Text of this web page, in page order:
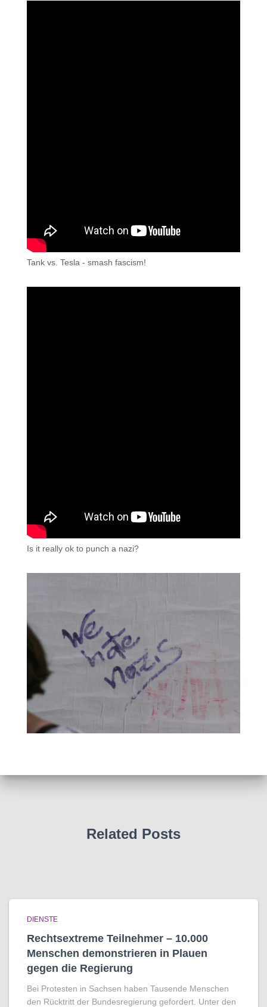
Tank vs. Tesla - smash fascism!
Is it really ok to punch a nazi?
Related Posts
DIENSTE
Rechtsextreme Teilnehmer – 10.000
Menschen demonstrieren in Plauen
gegen die Regierung
Bei Protesten in Sachsen haben Tausende Menschen
den Rücktritt der Bundesregierung gefordert. Unter den